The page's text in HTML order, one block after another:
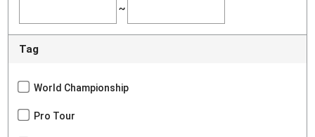
~
Tag
World Championship
Pro Tour